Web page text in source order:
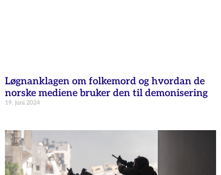
Løgnanklagen om folkemord og hvordan de
norske mediene bruker den til demonisering
19. juni 2024